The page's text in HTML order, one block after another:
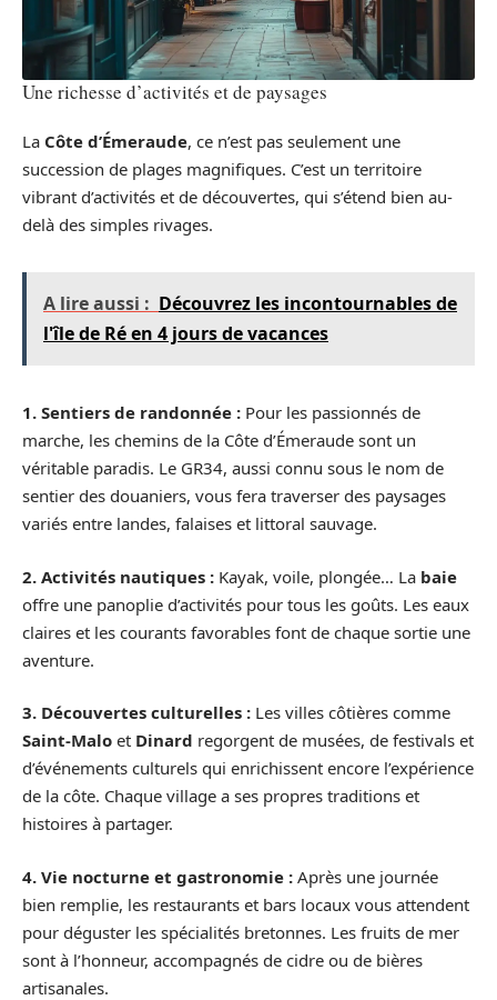
Une richesse d’activités et de paysages
La Côte d’Émeraude, ce n’est pas seulement une
succession de plages magnifiques. C’est un territoire
vibrant d’activités et de découvertes, qui s’étend bien au-
delà des simples rivages.
A lire aussi : Découvrez les incontournables de
l'île de Ré en 4 jours de vacances
1. Sentiers de randonnée : Pour les passionnés de
marche, les chemins de la Côte d’Émeraude sont un
véritable paradis. Le GR34, aussi connu sous le nom de
sentier des douaniers, vous fera traverser des paysages
variés entre landes, falaises et littoral sauvage.
2. Activités nautiques : Kayak, voile, plongée… La baie
offre une panoplie d’activités pour tous les goûts. Les eaux
claires et les courants favorables font de chaque sortie une
aventure.
3. Découvertes culturelles : Les villes côtières comme
Saint-Malo et Dinard regorgent de musées, de festivals et
d’événements culturels qui enrichissent encore l’expérience
de la côte. Chaque village a ses propres traditions et
histoires à partager.
4. Vie nocturne et gastronomie : Après une journée
bien remplie, les restaurants et bars locaux vous attendent
pour déguster les spécialités bretonnes. Les fruits de mer
sont à l’honneur, accompagnés de cidre ou de bières
artisanales.